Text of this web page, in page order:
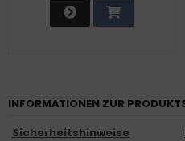
INFORMATIONEN ZUR
Sicherheitshinweise